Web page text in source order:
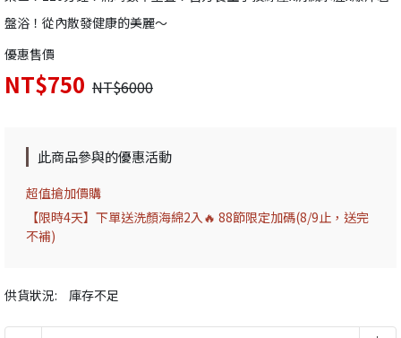
盤浴！從內散發健康的美麗～
優惠售價
NT$750 NT$6000
供貨狀況: 庫存不足
此商品參與的優惠活動
超值搶加價購
【限時4天】下單送洗顏海綿2入🔥 88節限定加碼(8/9止，送完
不補)